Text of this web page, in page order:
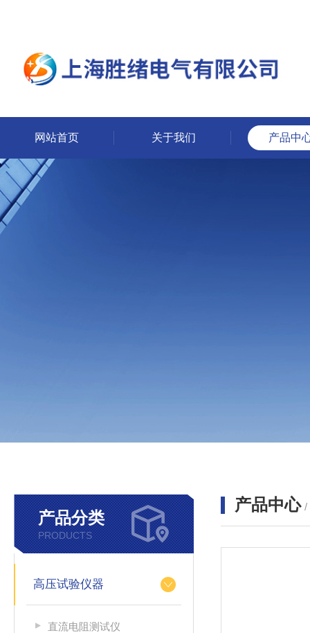
网站首页 关于我们 产品中
产品分类
PRODUCTS
高压试验仪器
直流电阻测试仪
产品中心 /